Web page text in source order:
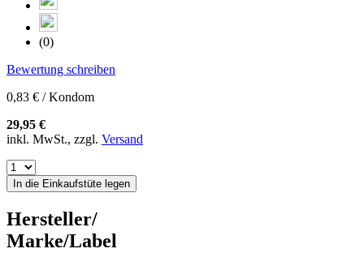
(0)
Bewertung schreiben
0,83 € / Kondom
29,95 €
inkl. MwSt., zzgl. Versand
In die Einkaufstüte legen
Hersteller/
Marke/Label